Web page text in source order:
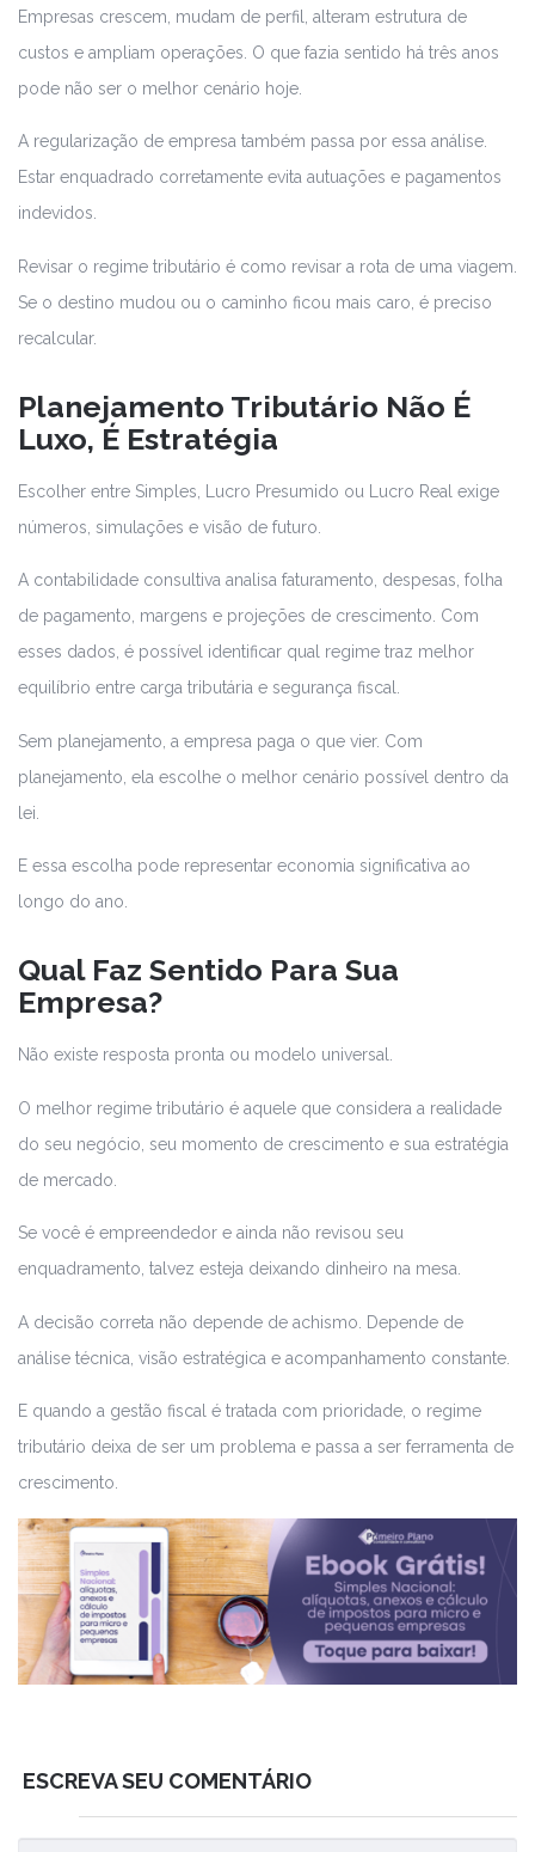
Empresas crescem, mudam de perfil, alteram estrutura de
custos e ampliam operações. O que fazia sentido há três anos
pode não ser o melhor cenário hoje.
A regularização de empresa também passa por essa análise.
Estar enquadrado corretamente evita autuações e pagamentos
indevidos.
Revisar o regime tributário é como revisar a rota de uma viagem.
Se o destino mudou ou o caminho ficou mais caro, é preciso
recalcular.
Planejamento Tributário Não É
Luxo, É Estratégia
Escolher entre Simples, Lucro Presumido ou Lucro Real exige
números, simulações e visão de futuro.
A contabilidade consultiva analisa faturamento, despesas, folha
de pagamento, margens e projeções de crescimento. Com
esses dados, é possível identificar qual regime traz melhor
equilíbrio entre carga tributária e segurança fiscal.
Sem planejamento, a empresa paga o que vier. Com
planejamento, ela escolhe o melhor cenário possível dentro da
lei.
E essa escolha pode representar economia significativa ao
longo do ano.
Qual Faz Sentido Para Sua
Empresa?
Não existe resposta pronta ou modelo universal.
O melhor regime tributário é aquele que considera a realidade
do seu negócio, seu momento de crescimento e sua estratégia
de mercado.
Se você é empreendedor e ainda não revisou seu
enquadramento, talvez esteja deixando dinheiro na mesa.
A decisão correta não depende de achismo. Depende de
análise técnica, visão estratégica e acompanhamento constante.
E quando a gestão fiscal é tratada com prioridade, o regime
tributário deixa de ser um problema e passa a ser ferramenta de
crescimento.
ESCREVA SEU COMENTÁRIO